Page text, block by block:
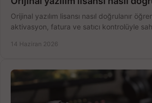
Orijinal yazılım lisansı nasıl doğrulanır
aktivasyon, fatura ve satıcı kontrolüyle
14 Haziran 2026